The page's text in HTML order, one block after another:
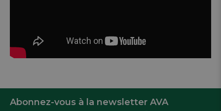
Abonnez-vous à la newsletter AVA